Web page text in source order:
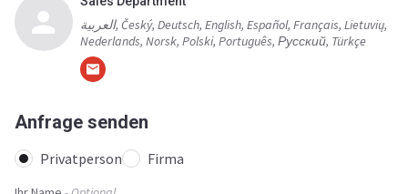
العربية, Český, Deutsch, English, Español, Français, Lietuvių,
Nederlands, Norsk, Polski, Português, Русский, Türkçe
Anfrage senden
Privatperson Firma